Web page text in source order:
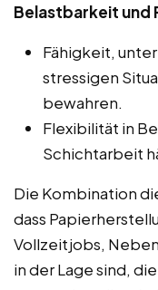
Belastbarkeit und
Fähigkeit,
stressigen
bewahren.
Flexibilität in
Schichtarbeit
Die Kombination
dass
Vollzeitjobs,
in der Lage sind,